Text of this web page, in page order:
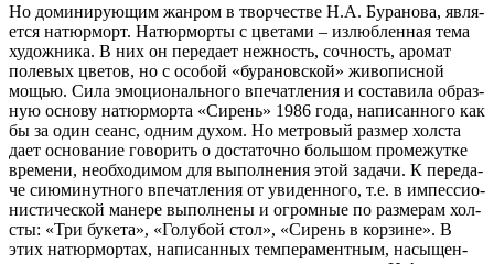
Но доми­ни­ру­ю­щим жан­ром в твор­че­стве Н.А. Буранова, явля­
ет­ся натюр­морт. Натюрморты с цве­та­ми – излюб­лен­ная тема
худож­ни­ка. В них он пере­да­ет неж­ность, соч­ность, аро­мат
поле­вых цве­тов, но с осо­бой «бура­нов­ской» живо­пис­ной
мощью. Сила эмо­ци­о­наль­но­го впе­чат­ле­ния и соста­ви­ла образ­
ную осно­ву натюр­мор­та «Сирень» 1986 года, напи­сан­но­го как
бы за один сеанс, одним духом. Но мет­ро­вый раз­мер хол­ста
дает осно­ва­ние гово­рить о доста­точ­но боль­шом про­ме­жут­ке
вре­ме­ни, необ­хо­ди­мом для выпол­не­ния этой зада­чи. К пере­да­
че сию­ми­нут­но­го впе­чат­ле­ния от уви­ден­но­го, т.е. в импес­си­о­
ни­сти­че­ской мане­ре выпол­не­ны и огром­ные по раз­ме­рам хол­
сты: «Три буке­та», «Голубой стол», «Сирень в кор­зине». В
этих натюр­мор­тах, напи­сан­ных тем­пе­ра­мент­ным, насы­щен­